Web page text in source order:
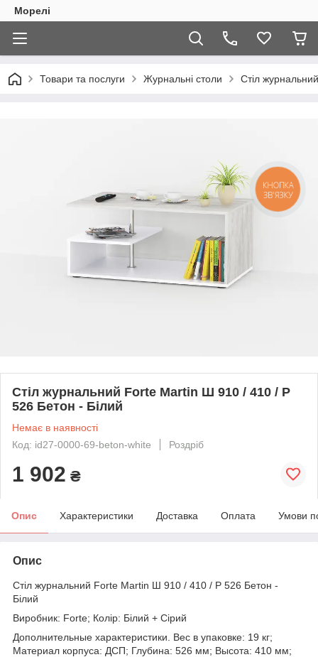
Морелі
Товари та послуги Журнальні столи Стіл
Стіл журнальний Forte Martin Ш 910 / 410 / Р
526 Бетон - Білий
Немає в наявності
Код: id27-0000-69-beton-white
Роздріб
1 902 ₴
Опис Характеристики Доставка Оплата Умови
Опис
Стіл журнальний Forte Martin Ш 910 / 410 / Р 526 Бетон -
Білий
Виробник: Forte; Колір: Білий + Сірий
Дополнительные характеристики. Вес в упаковке: 19 кг;
Материал корпуса: ДСП; Глубина: 526 мм; Высота: 410 мм;
КНОПКА
ЗВ'ЯЗКУ